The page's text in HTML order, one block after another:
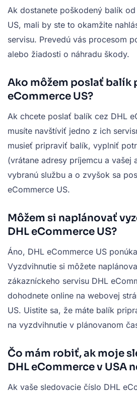
Ak dostanete poškodený balík
US, mali by ste to okamžite
servisu. Prevedú vás procesom
alebo žiadosti o náhradu škody.
Ako môžem poslať balík
eCommerce US?
Ak chcete poslať balík cez DHL
musíte navštíviť jedno z ich
musieť pripraviť balík, vyplniť
(vrátane adresy príjemcu a vašej
vybranú službu a o zvyšok sa
eCommerce US.
Môžem si naplánovať
DHL eCommerce US?
Áno, DHL eCommerce US
Vyzdvihnutie si môžete
zákazníckeho servisu DHL
dohodnete online na webovej
US. Uistite sa, že máte balík
na vyzdvihnutie v plánovanom
Čo mám robiť, ak moje
DHL eCommerce v USA
Ak vaše sledovacie číslo DHL